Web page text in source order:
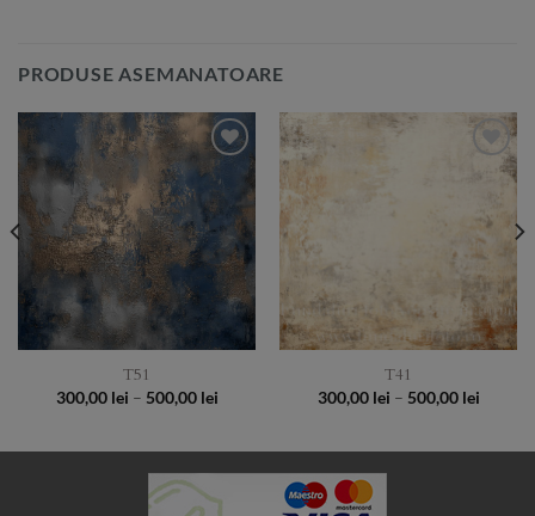
PRODUSE ASEMANATOARE
Add to
Wishlist
T51
300,00 lei – 500,00 leiPrice
Add to
T41
300,00 lei – 500,00 leiPrice